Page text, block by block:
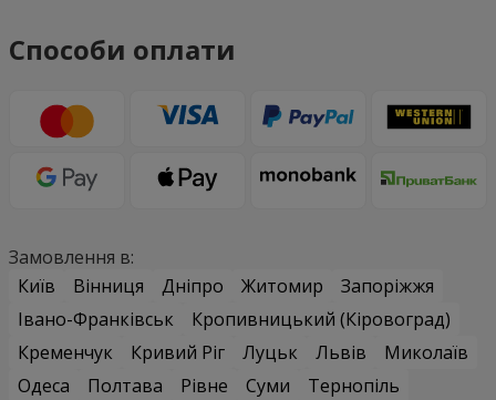
Способи оплати
Замовлення в:
Київ
Вінниця Дніпро Житомир
Запоріжжя
Івано-Франківськ
Кропивницький (Кіровоград)
Кременчук
Кривий Ріг Луцьк Львів
Миколаїв
Одеса
Полтава Рівне Суми
Тернопіль